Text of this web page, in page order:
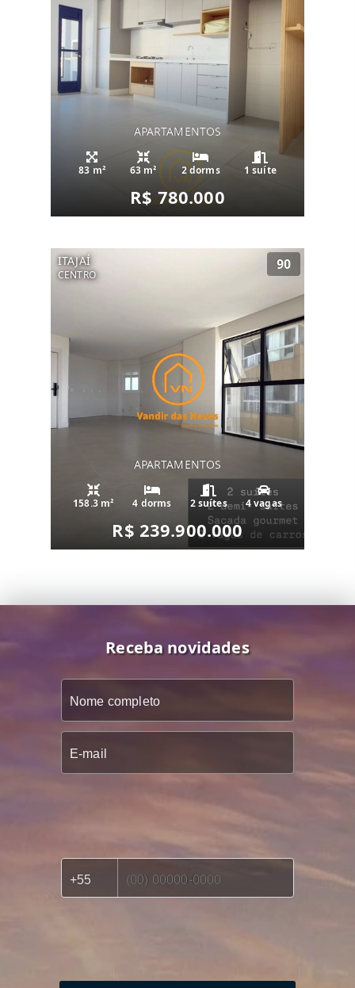
APARTAMENTOS
83 m² 63 m² 2 dorms 1 suíte
R$ 780.000
ITAJAÍ
CENTRO
90
APARTAMENTOS
158.3 m² 4 dorms 2 suítes 4 vagas
R$ 239.900.000
Receba novidades